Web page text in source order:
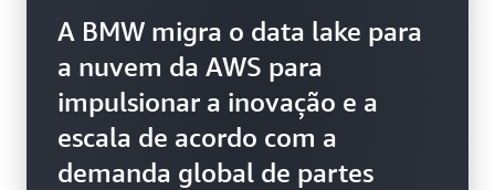
A BMW migra o data lake para
a nuvem da AWS para
impulsionar a inovação e a
escala de acordo com a
demanda global de partes